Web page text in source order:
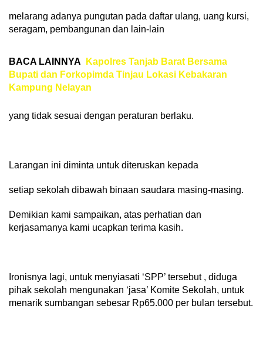
melarang adanya pungutan pada daftar ulang, uang kursi,
seragam, pembangunan dan lain-lain
BACA LAINNYA
Kapolres Tanjab Barat Bersama
Bupati dan Forkopimda Tinjau Lokasi Kebakaran
Kampung Nelayan
yang tidak sesuai dengan peraturan berlaku.
Larangan ini diminta untuk diteruskan kepada
setiap sekolah dibawah binaan saudara masing-masing.
Demikian kami sampaikan, atas perhatian dan
kerjasamanya kami ucapkan terima kasih.
Ironisnya lagi, untuk menyiasati ‘SPP’ tersebut , diduga
pihak sekolah mengunakan ‘jasa’ Komite Sekolah, untuk
menarik sumbangan sebesar Rp65.000 per bulan tersebut.